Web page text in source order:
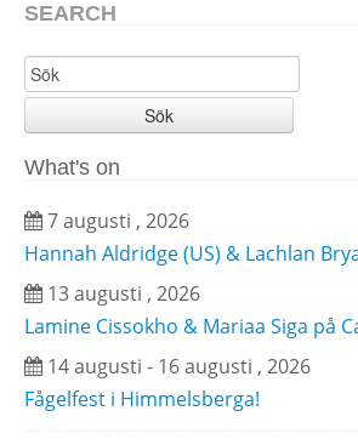
SEARCH
Sök
What's on
7 augusti , 2026
Hannah Aldridge (US) & Lachlan
13 augusti , 2026
Lamine Cissokho & Mariaa Siga på
14 augusti - 16 augusti , 2026
Fågelfest i Himmelsberga!